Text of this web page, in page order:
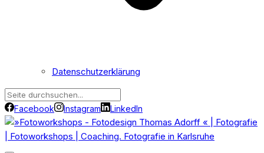
Datenschutzerklärung
Facebook Instagram LinkedIn